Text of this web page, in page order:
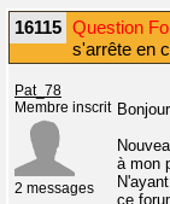
16115 Question
s'arrête en
Pat_78
Membre inscrit
2 messages
à mon
ce